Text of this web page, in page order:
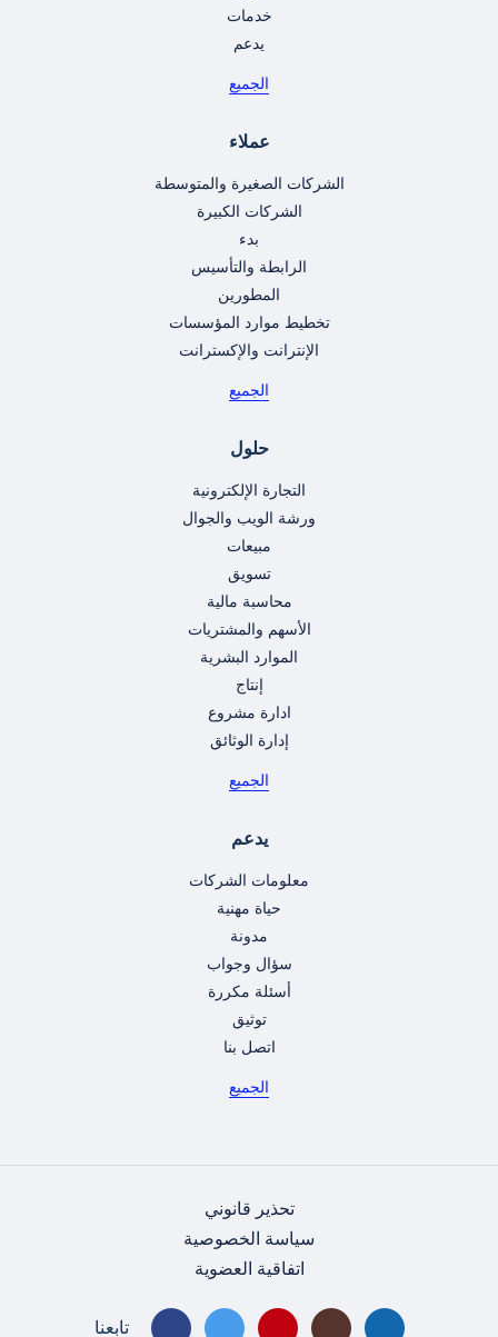
خدمات
يدعم
الجميع
عملاء
الشركات الصغيرة والمتوسطة
الشركات الكبيرة
بدء
الرابطة والتأسيس
المطورين
تخطيط موارد المؤسسات
الإنترانت والإكسترانت
الجميع
حلول
التجارة الإلكترونية
ورشة الويب والجوال
مبيعات
تسويق
محاسبة مالية
الأسهم والمشتريات
الموارد البشرية
إنتاج
ادارة مشروع
إدارة الوثائق
الجميع
يدعم
معلومات الشركات
حياة مهنية
مدونة
سؤال وجواب
أسئلة مكررة
توثيق
اتصل بنا
الجميع
تحذير قانوني
سياسة الخصوصية
اتفاقية العضوية
تابعنا